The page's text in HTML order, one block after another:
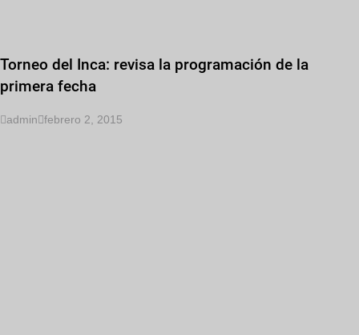
Torneo del Inca: revisa la programación de la
primera fecha
admin febrero 2, 2015